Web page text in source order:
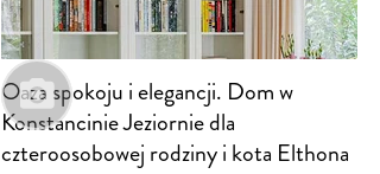
Oaza spokoju i elegancji. Dom w
Konstancinie Jeziornie dla
czteroosobowej rodziny i kota Elthona